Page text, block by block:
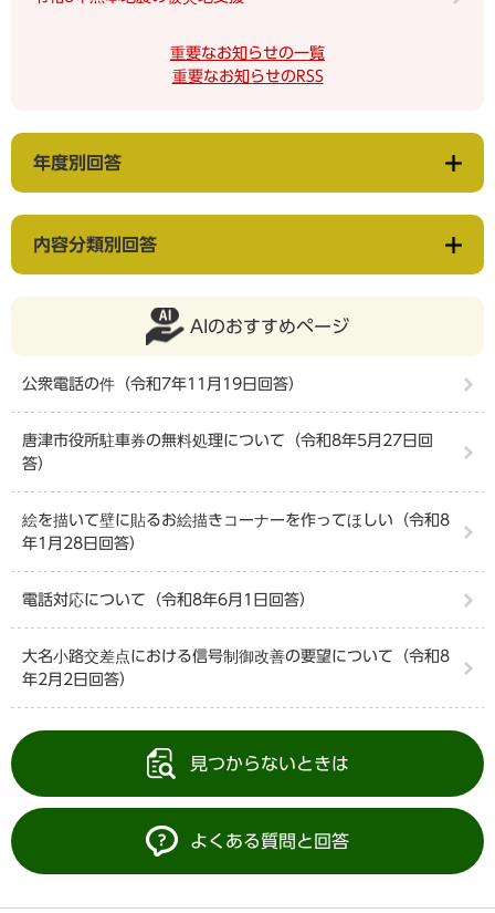
重要なお知らせの一覧
重要なお知らせのRSS
年度別回答
内容分類別回答
AIのおすすめページ
公衆電話の件（令和7年11月19日回答）
唐津市役所駐車券の無料処理について（令和8年5月27日回
答）
絵を描いて壁に貼るお絵描きコーナーを作ってほしい（令和8
年1月28日回答）
電話対応について（令和8年6月1日回答）
大名小路交差点における信号制御改善の要望について（令和8
年2月2日回答）
見つからないときは
よくある質問と回答